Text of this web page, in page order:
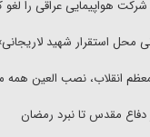
هواپیمایی عراقی را لغو
محل استقرار شهید
انقلاب، نصب العین همه
دفاع مقدس تا نبرد رمضان